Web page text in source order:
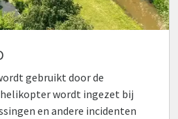
gebruikt door de
wordt ingezet bij
en andere incidenten